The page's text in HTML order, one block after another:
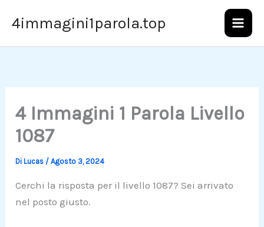
4immagini1parola.top
4 Immagini 1 Parola Livello
1087
DiLucas /Agosto 3, 2024
Cerchi la risposta per il livello 1087? Sei arrivato
nel posto giusto.